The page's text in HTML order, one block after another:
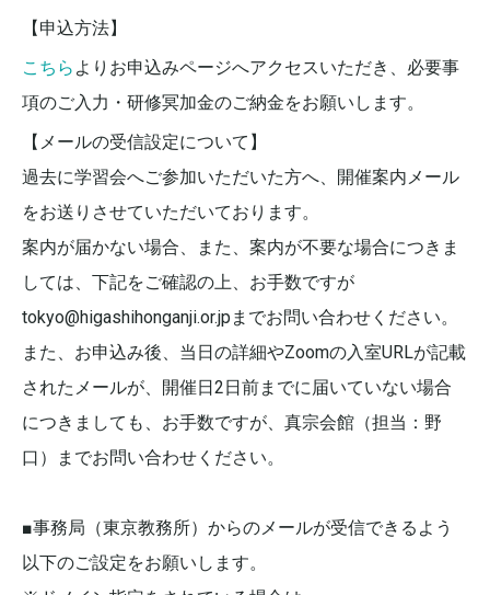
【申込方法】
こちら よりお申込みページへアクセスいただき、必要事
項のご入力・研修冥加金のご納金をお願いします。
【メールの受信設定について】
過去に学習会へご参加いただいた方へ、開催案内メール
をお送りさせていただいております。
案内が届かない場合、また、案内が不要な場合につきま
しては、下記をご確認の上、お手数ですが
tokyo@higashihonganji.or.jpまでお問い合わせください。
また、お申込み後、当日の詳細やZoomの入室URLが記載
されたメールが、開催日2日前までに届いていない場合
につきましても、お手数ですが、真宗会館（担当：野
口）までお問い合わせください。
■事務局（東京教務所）からのメールが受信できるよう
以下のご設定をお願いします。